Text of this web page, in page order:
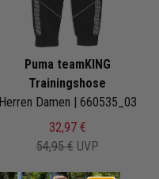
Puma teamKING
Trainingshose
Herren Damen | 660535_03
32,97 €
54,95 € UVP